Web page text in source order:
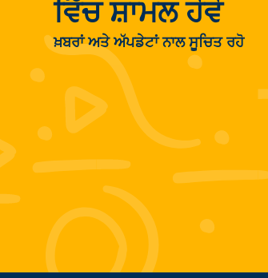
ਵਿੱਚ ਸ਼ਾਮਲ ਹੋਵੋ
ਖ਼ਬਰਾਂ ਅਤੇ ਅੱਪਡੇਟਾਂ ਨਾਲ ਸੂਚਿਤ ਰਹੋ